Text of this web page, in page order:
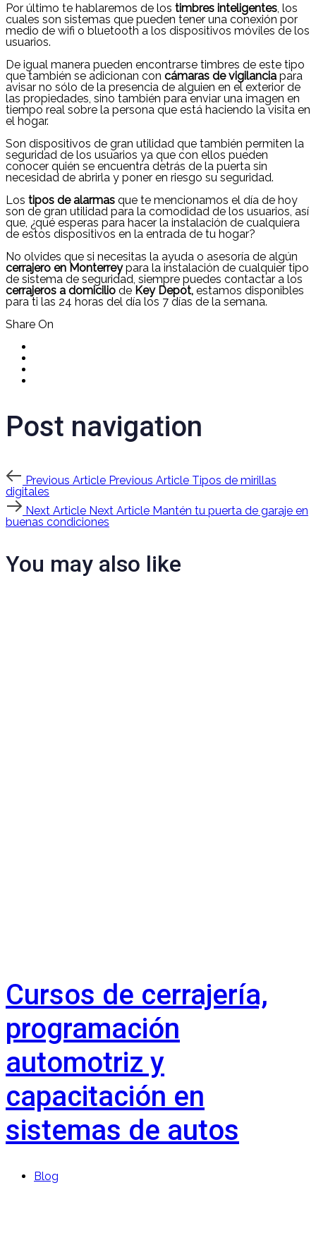
Por último te hablaremos de los timbres inteligentes , los
cuales son sistemas que pueden tener una conexión por
medio de wifi o bluetooth a los dispositivos móviles de los
usuarios.
De igual manera pueden encontrarse timbres de este tipo
que también se adicionan con cámaras de vigilancia para
avisar no sólo de la presencia de alguien en el exterior de
las propiedades, sino también para enviar una imagen en
tiempo real sobre la persona que está haciendo la visita en
el hogar.
Son dispositivos de gran utilidad que también permiten la
seguridad de los usuarios ya que con ellos pueden
conocer quién se encuentra detrás de la puerta sin
necesidad de abrirla y poner en riesgo su seguridad.
Los tipos de alarmas que te mencionamos el día de hoy
son de gran utilidad para la comodidad de los usuarios, así
que, ¿qué esperas para hacer la instalación de cualquiera
de estos dispositivos en la entrada de tu hogar?
No olvides que si necesitas la ayuda o asesoría de algún
cerrajero en Monterreypara la instalación de cualquier tipo
de sistema de seguridad, siempre puedes contactar a los
cerrajeros a domicilio de Key Depot, estamos disponibles
para ti las 24 horas del día los 7 días de la semana.
Share On
Post navigation
Previous Article Previous Article Tipos de mirillas
digitales
Next Article Next Article Mantén tu puerta de garaje en
buenas condiciones
You may also like
Cursos de cerrajería,
programación
automotriz y
capacitación en
sistemas de autos
Blog